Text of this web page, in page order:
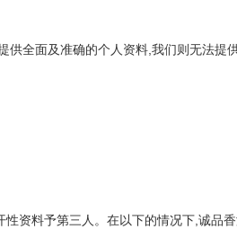
全面及准确的个人资料,我们则无法提
资料予第三人。在以下的情况下,诚品香